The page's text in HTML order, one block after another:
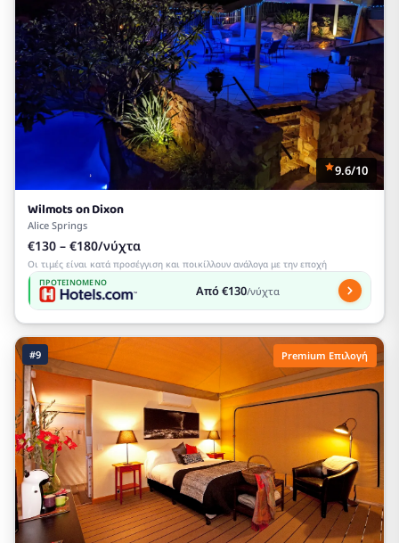
9.6/10
Wilmots on Dixon
Alice Springs
€130 – €180/νύχτα
Οι τιμές είναι κατά προσέγγιση και ποικίλλουν ανάλογα με την εποχή
ΠΡΟΤΕΙΝΌΜΕΝΟ Από €130/νύχτα
#9 Premium Επιλογή